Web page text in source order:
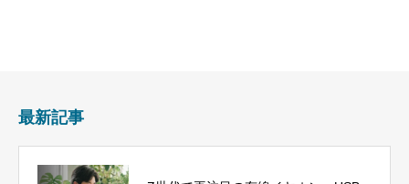
最新記事